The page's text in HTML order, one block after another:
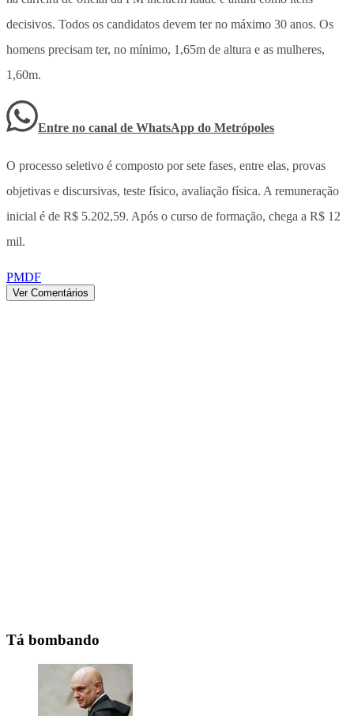
decisivos. Todos os candidatos devem ter no máximo 30 anos. Os
homens precisam ter, no mínimo, 1,65m de altura e as mulheres,
1,60m.
Entre no canal de WhatsApp do Metrópoles
O processo seletivo é composto por sete fases, entre elas, provas
objetivas e discursivas, teste físico, avaliação física. A remuneração
inicial é de R$ 5.202,59. Após o curso de formação, chega a R$ 12
mil.
PMDF
Ver Comentários
Tá bombando